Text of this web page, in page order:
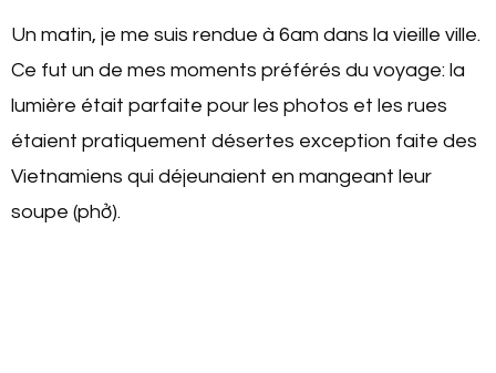
Un matin, je me suis rendue à 6am dans la vieille ville.
Ce fut un de mes moments préférés du voyage: la
lumière était parfaite pour les photos et les rues
étaient pratiquement désertes exception faite des
Vietnamiens qui déjeunaient en mangeant leur
soupe (phở).